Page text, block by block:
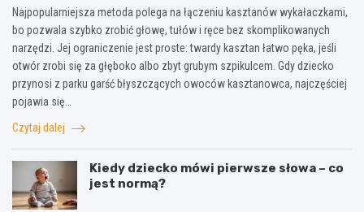
Najpopularniejsza metoda polega na łączeniu kasztanów wykałaczkami,
bo pozwala szybko zrobić głowę, tułów i ręce bez skomplikowanych
narzędzi. Jej ograniczenie jest proste: twardy kasztan łatwo pęka, jeśli
otwór zrobi się za głęboko albo zbyt grubym szpikulcem. Gdy dziecko
przynosi z parku garść błyszczących owoców kasztanowca, najczęściej
pojawia się…
Czytaj dalej
Kiedy dziecko mówi pierwsze słowa – co
jest normą?